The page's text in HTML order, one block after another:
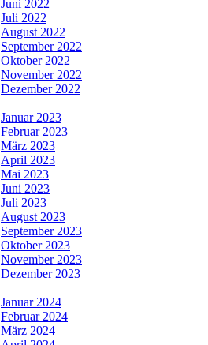
Juni 2022
Juli 2022
August 2022
September 2022
Oktober 2022
November 2022
Dezember 2022
Januar 2023
Februar 2023
März 2023
April 2023
Mai 2023
Juni 2023
Juli 2023
August 2023
September 2023
Oktober 2023
November 2023
Dezember 2023
Januar 2024
Februar 2024
März 2024